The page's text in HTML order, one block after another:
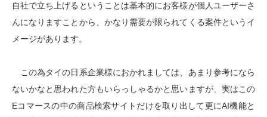
自社で立ち上げるということは基本的にお客様が個人ユーザーさ
んになりますことから、かなり需要が限られてくる案件というイ
メージがあります。
この為タイの日系企業様におかれましては、あまり参考になら
ないかなと思われた方もいらっしゃるかと思いますが、実はこの
Eコマースの中の商品検索サイトだけを取り出して更にAI機能と